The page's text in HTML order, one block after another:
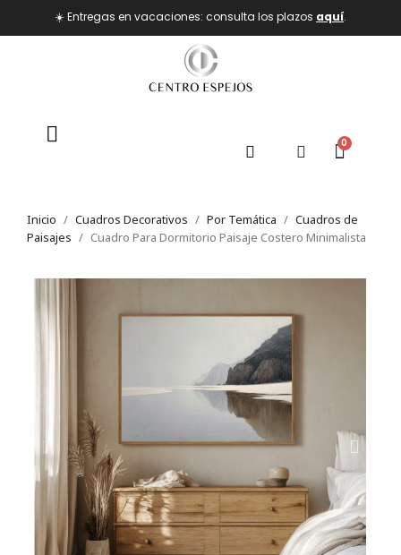
☀️ Entregas en vacaciones: consulta los plazos aquí.
Inicio Cuadros Decorativos Por Temática
Cuadros de
Paisajes
Cuadro Para Dormitorio Paisaje Costero Minimalista